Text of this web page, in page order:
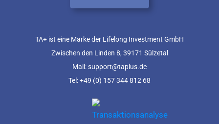
TA+ ist eine Marke der Lifelong Investment GmbH
Zwischen den Linden 8, 39171 Sülzetal
Mail: support@taplus.de
Tel:+49 (0) 157 344 812 68